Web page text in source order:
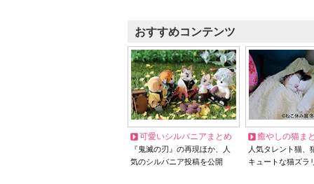
おすすめコンテンツ
可愛いシルバニアまとめ
『鬼滅の刃』の再現ほか、人
気のシルバニア投稿を公開
癒やしの猫ま
人気タレント猫
キュートな猫ズラ